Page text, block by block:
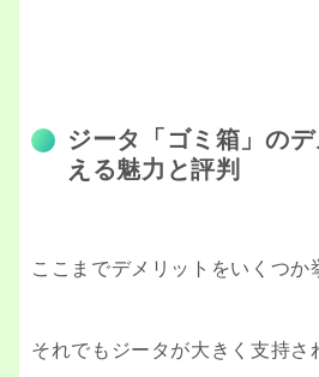
ジータ「ゴミ箱」の
える魅力と評判
ここまでデメリットをいくつか
それでもジータが大きく支持さ